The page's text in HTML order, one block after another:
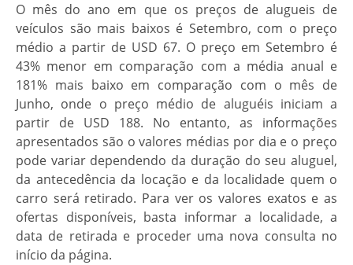
O mês do ano em que os preços de alugueis de
veículos são mais baixos é Setembro, com o preço
médio a partir de USD 67. O preço em Setembro é
43% menor em comparação com a média anual e
181% mais baixo em comparação com o mês de
Junho, onde o preço médio de aluguéis iniciam a
partir de USD 188. No entanto, as informações
apresentados são o valores médias por dia e o preço
pode variar dependendo da duração do seu aluguel,
da antecedência da locação e da localidade quem o
carro será retirado. Para ver os valores exatos e as
ofertas disponíveis, basta informar a localidade, a
data de retirada e proceder uma nova consulta no
início da página.